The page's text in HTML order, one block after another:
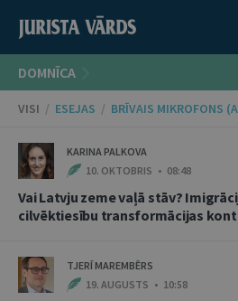
DOMNĪCA
VISI / ESEJAS / BRĪVAIS MIKROFONS
KARINA PALKOVA
10. OKTOBRIS • 08:48
Vai Latvju zeme vaļā stāv?
cilvēktiesību transformācijas
TJERĪ MAREMBĒRS
19. AUGUSTS • 10:58